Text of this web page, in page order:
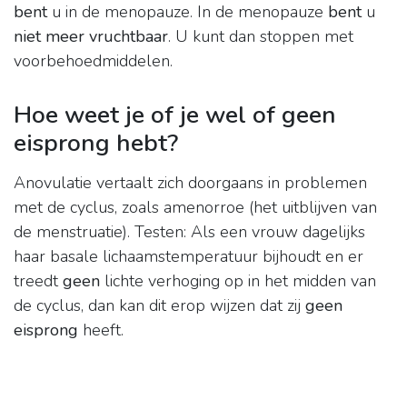
bentu in de menopauze. In de menopauze bentu
niet meer vruchtbaar. U kunt dan stoppen met
voorbehoedmiddelen.
Hoe weet je of je wel of geen
eisprong hebt?
Anovulatie vertaalt zich doorgaans in problemen
met de cyclus, zoals amenorroe (het uitblijven van
de menstruatie). Testen: Als een vrouw dagelijks
haar basale lichaamstemperatuur bijhoudt en er
treedtgeen lichte verhoging op in het midden van
de cyclus, dan kan dit erop wijzen dat zij geen
eisprong heeft.